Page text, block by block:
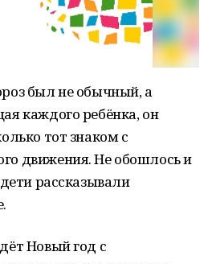
был не обычный, а
каждого ребёнка, он
тот знаком с
движения. Не обошлось и
рассказывали
Новый год с